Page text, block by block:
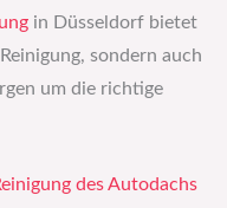
in Düsseldorf bietet
sondern auch
um die richtige
des Autodachs